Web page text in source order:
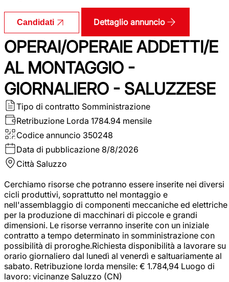
Candidati Dettaglio annuncio
OPERAI/OPERAIE ADDETTI/E
AL MONTAGGIO -
GIORNALIERO - SALUZZESE
Tipo di contratto Somministrazione
Retribuzione Lorda 1784.94 mensile
Codice annuncio 350248
Data di pubblicazione 8/8/2026
Città Saluzzo
Cerchiamo risorse che potranno essere inserite nei diversi
cicli produttivi, soprattutto nel montaggio e
nell'assemblaggio di componenti meccaniche ed elettriche
per la produzione di macchinari di piccole e grandi
dimensioni. Le risorse verranno inserite con un iniziale
contratto a tempo determinato in somministrazione con
possibilità di proroghe.Richiesta disponibilità a lavorare su
orario giornaliero dal lunedì al venerdì e saltuariamente al
sabato. Retribuzione lorda mensile: € 1.784,94 Luogo di
lavoro: vicinanze Saluzzo (CN)